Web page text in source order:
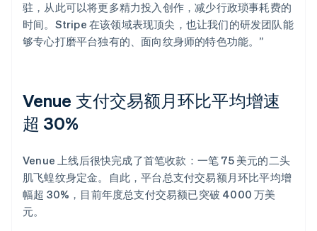
驻，从此可以将更多精力投入创作，减少行政琐事耗费的
时间。Stripe 在该领域表现顶尖，也让我们的研发团队能
够专心打磨平台独有的、面向纹身师的特色功能。”
Venue 支付交易额月环比平均增速
超 30%
Venue 上线后很快完成了首笔收款：一笔 75 美元的二头
肌飞蝗纹身定金。自此，平台总支付交易额月环比平均增
幅超 30%，目前年度总支付交易额已突破 4000 万美
元。